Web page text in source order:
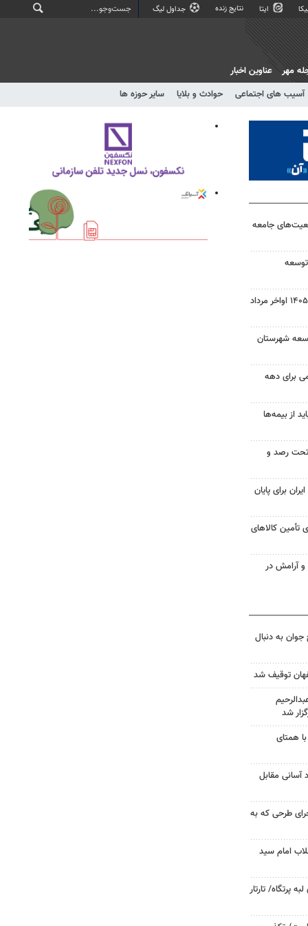
ایتا نتایج زنده جداول لیگ
آسیب های اجتماعی حوادث و بلایا سایر حوزه ها
مهر عناوین اخبار
جامعه‌
توسعه
نتایج نهایی آزمون دکتری سال ۱۴۰۵ اواخر مرداد
شهرستان
برای دهه
از بیمه‌ها
تحت رصد و
برای پایان
تأمین کالاهای
و آرامش در
به دنبال
شد
همتای
آسانی مقابل
طرحی که به
امام سید
پرتگاه/ تارتار